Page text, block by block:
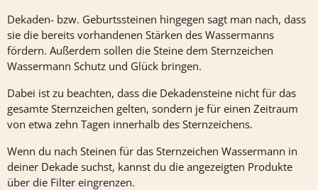
Dekaden- bzw. Geburtssteinen hingegen sagt man nach, dass
sie die bereits vorhandenen Stärken des Wassermanns
fördern. Außerdem sollen die Steine dem Sternzeichen
Wassermann Schutz und Glück bringen.
Dabei ist zu beachten, dass die Dekadensteine nicht für das
gesamte Sternzeichen gelten, sondern je für einen Zeitraum
von etwa zehn Tagen innerhalb des Sternzeichens.
Wenn du nach Steinen für das Sternzeichen Wassermann in
deiner Dekade suchst, kannst du die angezeigten Produkte
über die Filter eingrenzen.